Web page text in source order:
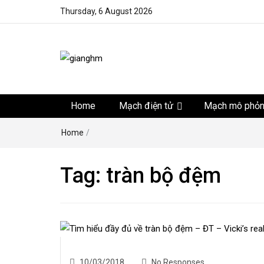
Thursday, 6 August 2026
Home Mạch điện tử Mạch mô
Home /
Tag: tràn bộ đệm